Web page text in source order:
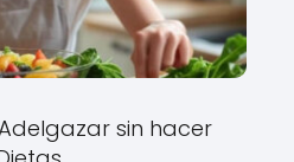
sin hacer